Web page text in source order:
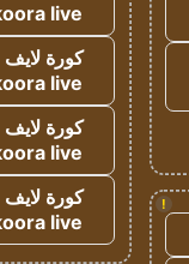
!
live
كورة
live
كورة
live
كورة
live